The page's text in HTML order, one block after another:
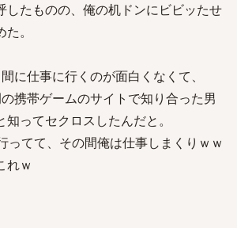
したものの、俺の机ドンにビビッたせ
。
に仕事に行くのが面白くなくて、
携帯ゲームのサイトで知り合った男
ってセクロスしたんだと。
ってて、その間俺は仕事しまくりｗｗ
れｗ